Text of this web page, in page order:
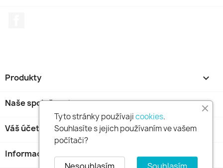
Produkty 
Naše společnost 
Váš účet
Informace o obchodu
Tyto stránky používajicookies.
Souhlasíte s jejich používaním ve vašem
počítači?